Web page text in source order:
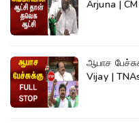
Arjuna |
ஆபாச பேச்சுக்கு FULL
Vijay |